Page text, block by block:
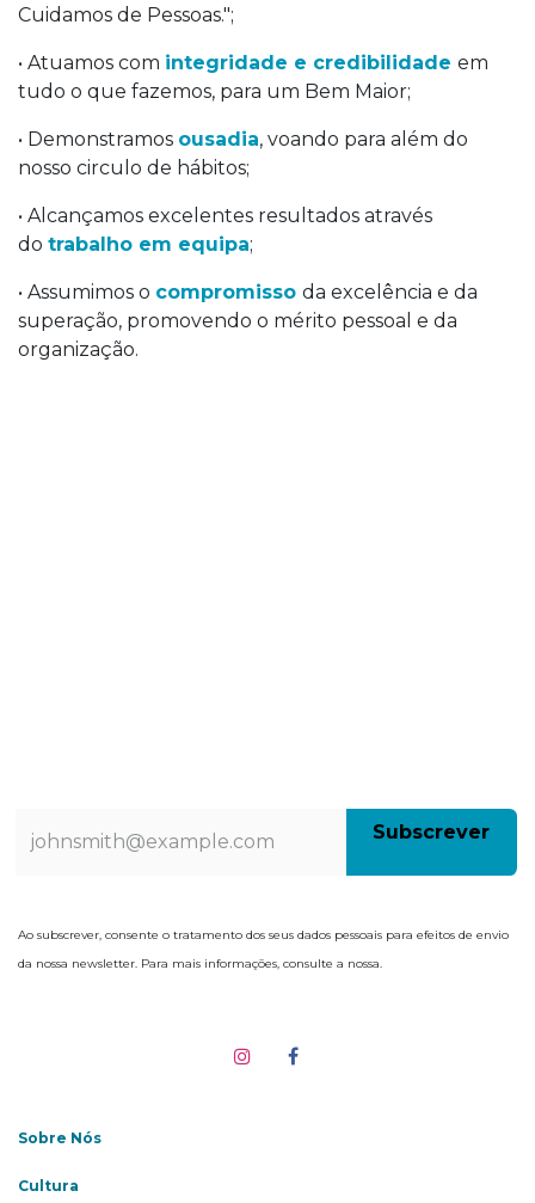
Cuidamos de Pessoas.";
• Atuamos com integridade e credibilidade em
tudo o que fazemos, para um Bem Maior;
• Demonstramos ousadia, voando para além do
nosso circulo de hábitos;
• Alcançamos excelentes resultados através
do trabalho em equipa;
• Assumimos o compromisso da excelência e da
superação, promovendo o mérito pessoal e da
organização.
Subscrev​​e​​​​r
Ao subscrever, consente o tratamento dos seus dados pessoais para efeitos de envio
da nossa newsletter. Para mais informações, consulte a nossa.
Sobre Nós
Cultura